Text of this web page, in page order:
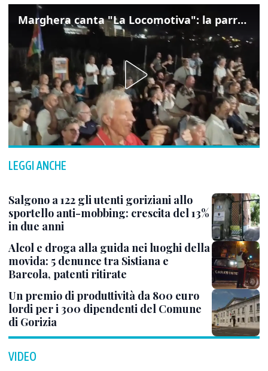
Marghera canta "La Locomotiva": la parrocchia della Cita ricorda Guccini
LEGGI ANCHE
Salgono a 122 gli utenti goriziani allo
sportello anti-mobbing: crescita del 13%
in due anni
Alcol e droga alla guida nei luoghi della
movida: 5 denunce tra Sistiana e
Barcola, patenti ritirate
Un premio di produttività da 800 euro
lordi per i 300 dipendenti del Comune
di Gorizia
VIDEO